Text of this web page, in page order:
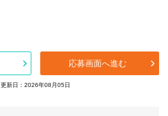
応募画面へ進む
更新日：2026年08月05日